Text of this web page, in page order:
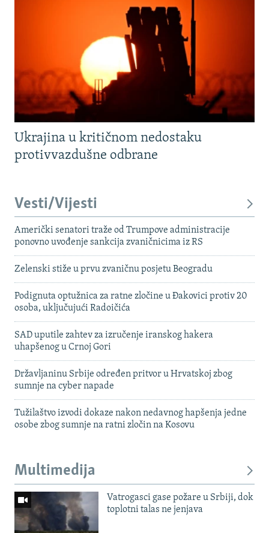
Ukrajina u kritičnom nedostaku
protivvazdušne odbrane
Vesti/Vijesti
Američki senatori traže od Trumpove administracije
ponovno uvođenje sankcija zvaničnicima iz RS
Zelenski stiže u prvu zvaničnu posjetu Beogradu
Podignuta optužnica za ratne zločine u Đakovici protiv 20
osoba, uključujući Radoičića
SAD uputile zahtev za izručenje iranskog hakera
uhapšenog u Crnoj Gori
Državljaninu Srbije određen pritvor u Hrvatskoj zbog
sumnje na cyber napade
Tužilaštvo izvodi dokaze nakon nedavnog hapšenja jedne
osobe zbog sumnje na ratni zločin na Kosovu
Multimedija
Vatrogasci gase požare u Srbiji, dok
toplotni talas ne jenjava